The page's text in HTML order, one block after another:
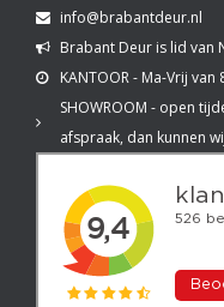
info@brabantdeur.nl
Brabant Deur is lid van
KANTOOR - Ma-Vrij
SHOWROOM - open
afspraak, dan kunnen